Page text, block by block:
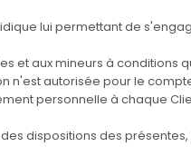
lui permettant de
et aux mineurs à
n'est autorisée pour le
personnelle à chaque
dispositions des